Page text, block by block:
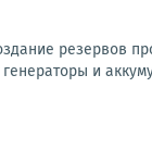
резервов
и